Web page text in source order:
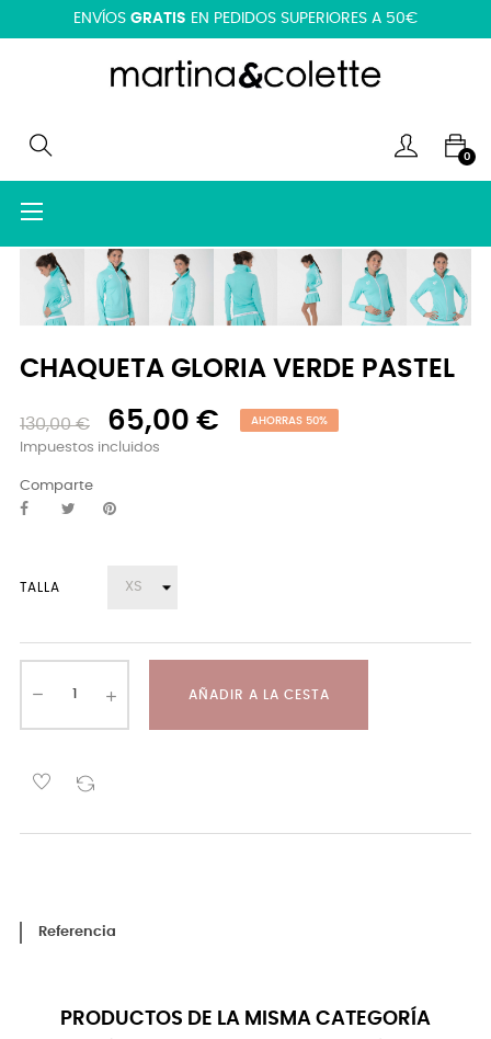
ENVÍOS GRATIS EN PEDIDOS SUPERIORES A 50€
0
Navegación
palanca
☰
CHAQUETA GLORIA VERDE PASTEL
130,00 € 65,00 € AHORRAS 50%
Impuestos incluidos
Comparte
TALLA
AÑADIR A LA CESTA
Referencia
PRODUCTOS DE LA MISMA CATEGORÍA